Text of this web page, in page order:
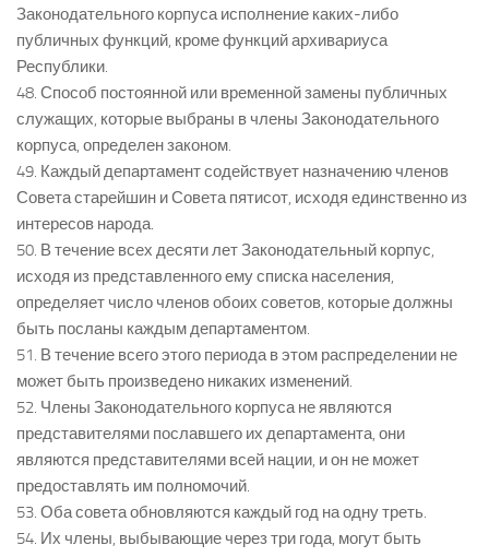
Законодательного корпуса исполнение каких-либо
публичных функций, кроме функций архивариуса
Республики.
48. Способ постоянной или временной замены публичных
служащих, которые выбраны в члены Законодательного
корпуса, определен законом.
49. Каждый департамент содействует назначению членов
Совета старейшин и Совета пятисот, исходя единственно из
интересов народа.
50. В течение всех десяти лет Законодательный корпус,
исходя из представленного ему списка населения,
определяет число членов обоих советов, которые должны
быть посланы каждым департаментом.
51. В течение всего этого периода в этом распределении не
может быть произведено никаких изменений.
52. Члены Законодательного корпуса не являются
представителями пославшего их департамента, они
являются представителями всей нации, и он не может
предоставлять им полномочий.
53. Оба совета обновляются каждый год на одну треть.
54. Их члены, выбывающие через три года, могут быть